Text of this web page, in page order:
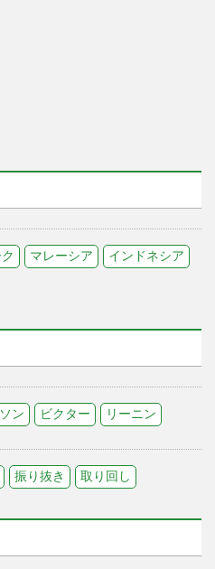
マレーシア インドネシア
ン ビクター リーニン
振り抜き 取り回し